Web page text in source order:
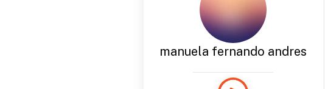
manuela fernando andres